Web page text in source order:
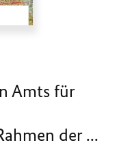
Amts für
der ...